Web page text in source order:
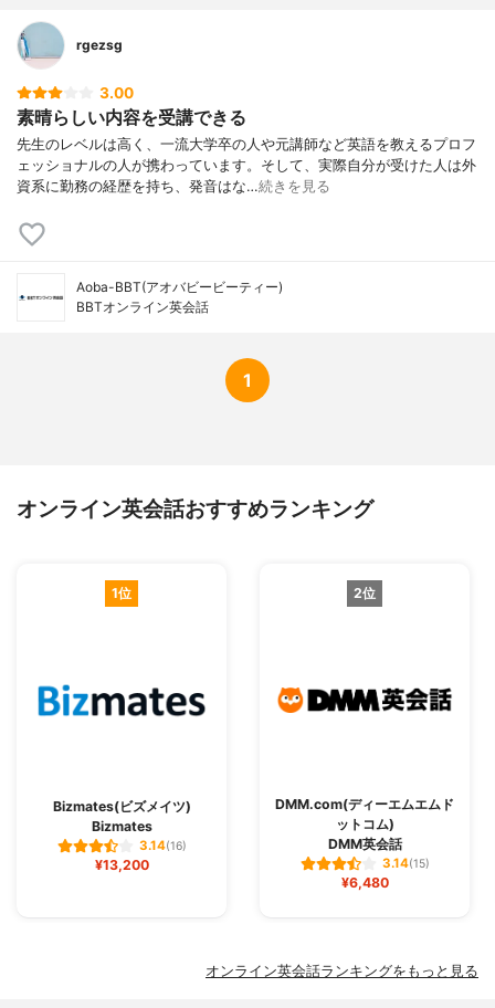
rgezsg
3.00
素晴らしい内容を受講できる
先生のレベルは高く、一流大学卒の人や元講師など英語を教えるプロフ
ェッショナルの人が携わっています。そして、実際自分が受けた人は外
資系に勤務の経歴を持ち、発音はな…続きを見る
Aoba-BBT(アオバビービーティー)
BBTオンライン英会話
1
オンライン英会話おすすめランキング
1位
Bizmates(ビズメイツ)
Bizmates
3.14(16)
¥13,200
2位
DMM.com(ディーエムエムド
ットコム)
DMM英会話
3.14(15)
¥6,480
オンライン英会話ランキングをもっと見る